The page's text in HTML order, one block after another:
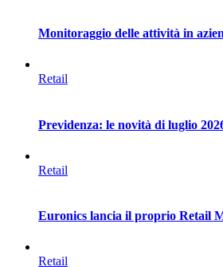
Monitoraggio delle attività in
Retail
Previdenza: le novità di luglio
Retail
Euronics lancia il proprio Retail
Retail